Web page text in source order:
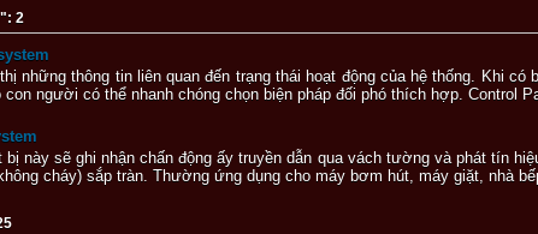
2
những thông tin liên quan đến trạng thái hoạt động của hệ thống. Khi có
người có thể nhanh chóng chọn biện pháp đối phó thích hợp. Control
bị này sẽ ghi nhận chấn động ấy truyền dẫn qua vách tường và phát tín
cháy) sắp tràn. Thường ứng dụng cho máy bơm hút, máy giặt, nhà